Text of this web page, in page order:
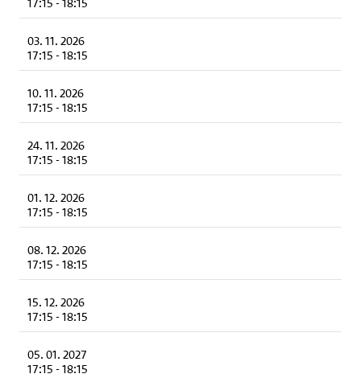
03. 11. 2026
17:15 -18:15
10. 11. 2026
17:15 -18:15
24. 11. 2026
17:15 -18:15
01. 12. 2026
17:15 -18:15
08. 12. 2026
17:15 -18:15
15. 12. 2026
17:15 -18:15
05. 01. 2027
17:15 -18:15